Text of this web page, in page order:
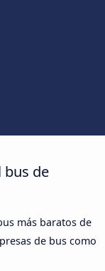
bus de
más baratos de
de bus como